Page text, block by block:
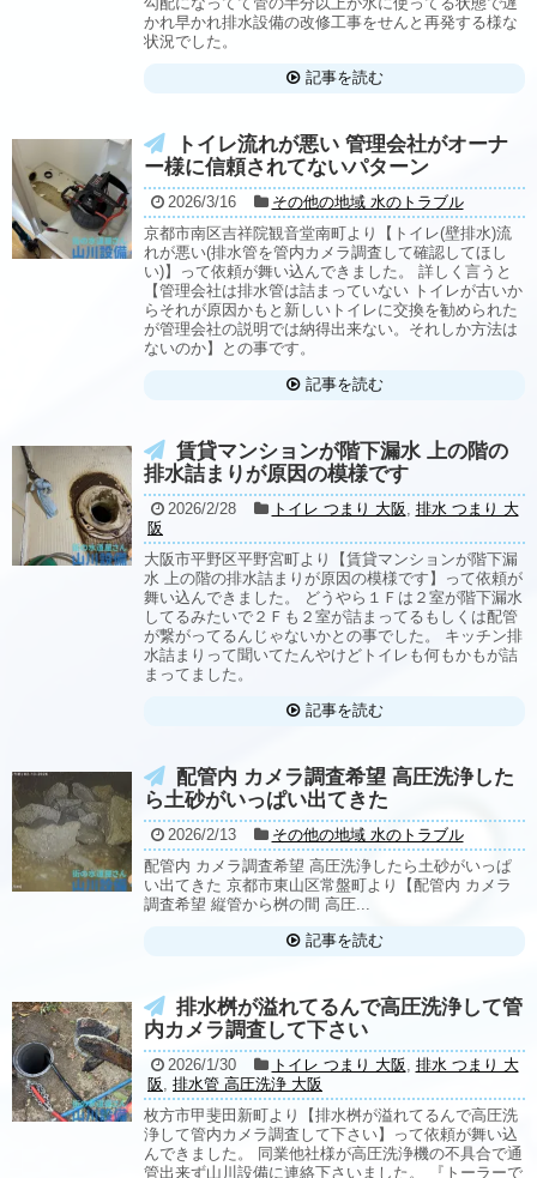
かれ早かれ排水設備の改修工事をせんと再発する様な
状況でした。
記事を読む
トイレ流れが悪い 管理会社がオーナ
ー様に信頼されてないパターン
2026/3/16
その他の地域 水のトラブル
京都市南区吉祥院観音堂南町より【トイレ(壁排水)流
れが悪い(排水管を管内カメラ調査して確認してほし
い)】って依頼が舞い込んできました。 詳しく言うと
【管理会社は排水管は詰まっていない トイレが古いか
らそれが原因かもと新しいトイレに交換を勧められた
が管理会社の説明では納得出来ない。それしか方法は
ないのか】との事です。
記事を読む
賃貸マンションが階下漏水 上の階の
排水詰まりが原因の模様です
2026/2/28 トイレ つまり 大阪 排水 つまり 大
阪
大阪市平野区平野宮町より【賃貸マンションが階下漏
水 上の階の排水詰まりが原因の模様です】って依頼が
舞い込んできました。 どうやら１Ｆは２室が階下漏水
してるみたいで２Ｆも２室が詰まってるもしくは配管
が繋がってるんじゃないかとの事でした。 キッチン排
水詰まりって聞いてたんやけどトイレも何もかもが詰
まってました。
記事を読む
配管内 カメラ調査希望 高圧洗浄した
ら土砂がいっぱい出てきた
2026/2/13
その他の地域 水のトラブル
配管内 カメラ調査希望 高圧洗浄したら土砂がいっぱ
い出てきた 京都市東山区常盤町より【配管内 カメラ
調査希望 縦管から桝の間 高圧...
記事を読む
排水桝が溢れてるんで高圧洗浄して管
内カメラ調査して下さい
2026/1/30 トイレ つまり 大阪 排水 つまり 大
阪 排水管 高圧洗浄 大阪
枚方市甲斐田新町より【排水桝が溢れてるんで高圧洗
浄して管内カメラ調査して下さい】って依頼が舞い込
んできました。 同業他社様が高圧洗浄機の不具合で通
管出来ず山川設備に連絡下さいました。 『トーラーで